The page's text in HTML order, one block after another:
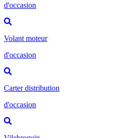
d'occasion
Volant moteur
d'occasion
Carter distribution
d'occasion